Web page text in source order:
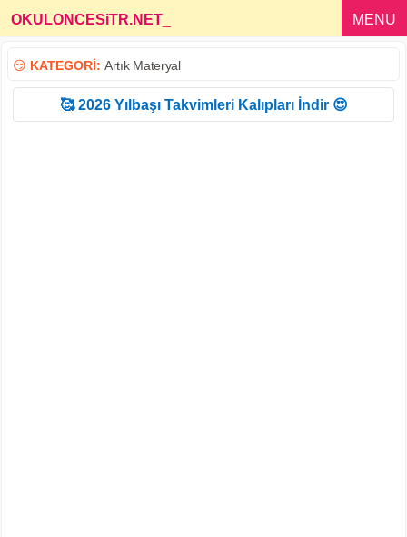
OKULONCESiTR.NET MENU
😏 KATEGORİ: Artık Materyal
🥰 2026 Yılbaşı Takvimleri Kalıpları İndir 😍